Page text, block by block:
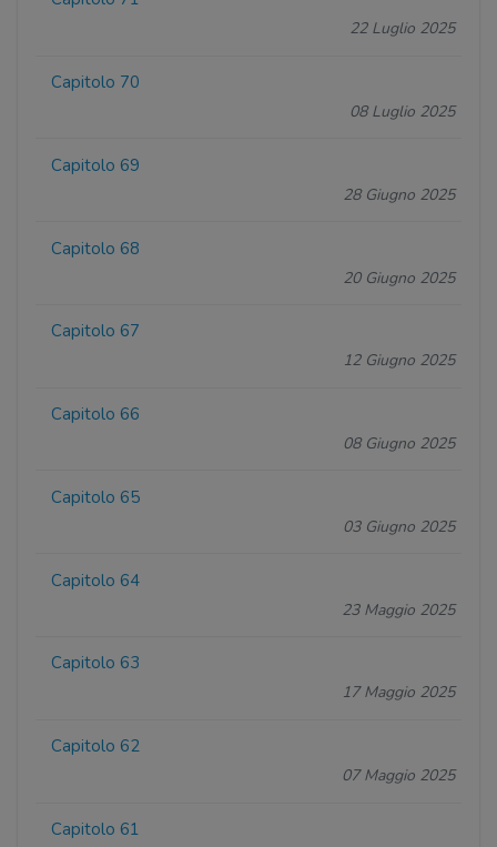
22 Luglio 2025
Capitolo 70
08 Luglio 2025
Capitolo 69
28 Giugno 2025
Capitolo 68
20 Giugno 2025
Capitolo 67
12 Giugno 2025
Capitolo 66
08 Giugno 2025
Capitolo 65
03 Giugno 2025
Capitolo 64
23 Maggio 2025
Capitolo 63
17 Maggio 2025
Capitolo 62
07 Maggio 2025
Capitolo 61